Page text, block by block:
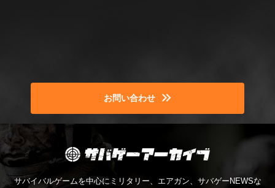
お問い合わせ
サバイバルゲームを中心にミリタリー、エアガン、サバゲーNEWSな